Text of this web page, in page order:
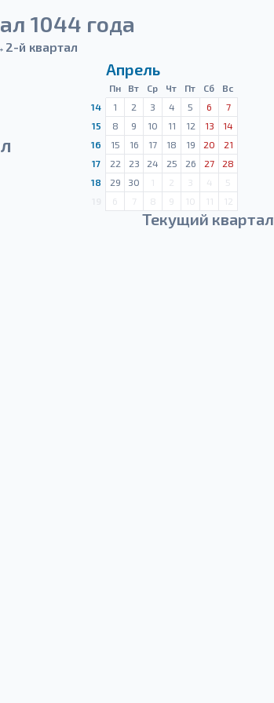
1044 года
2-й квартал
Апрель
Пн Вт Ср Чт Пт Сб
Вс
14
1 2 3 4 5 6
7
15
8 9 10 11 12 13
14
16
15 16 17 18 19 20
21
17
22 23 24 25 26 27
28
18
29 30 1 2 3 4
5
6 7 8 9 10 11 12
Текущий квартал